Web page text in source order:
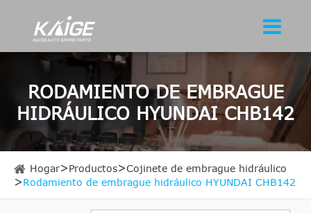
RODAMIENTO DE EMBRAGUE
HIDRÁULICO HYUNDAI CHB142
Hogar Productos
Cojinete de embrague hidráulico
Rodamiento de embrague hidráulico HYUNDAI CHB142